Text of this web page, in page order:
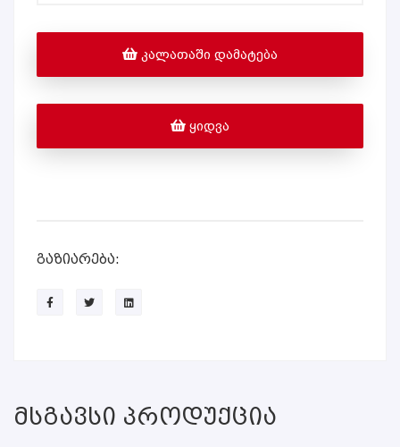
ᲙᲐᲚᲐᲗᲐᲨᲘ ᲓᲐᲛᲐᲢᲔᲑᲐ
ᲧᲘᲓᲕᲐ
გაზიარება:
Მსგავსი Პროდუქცია